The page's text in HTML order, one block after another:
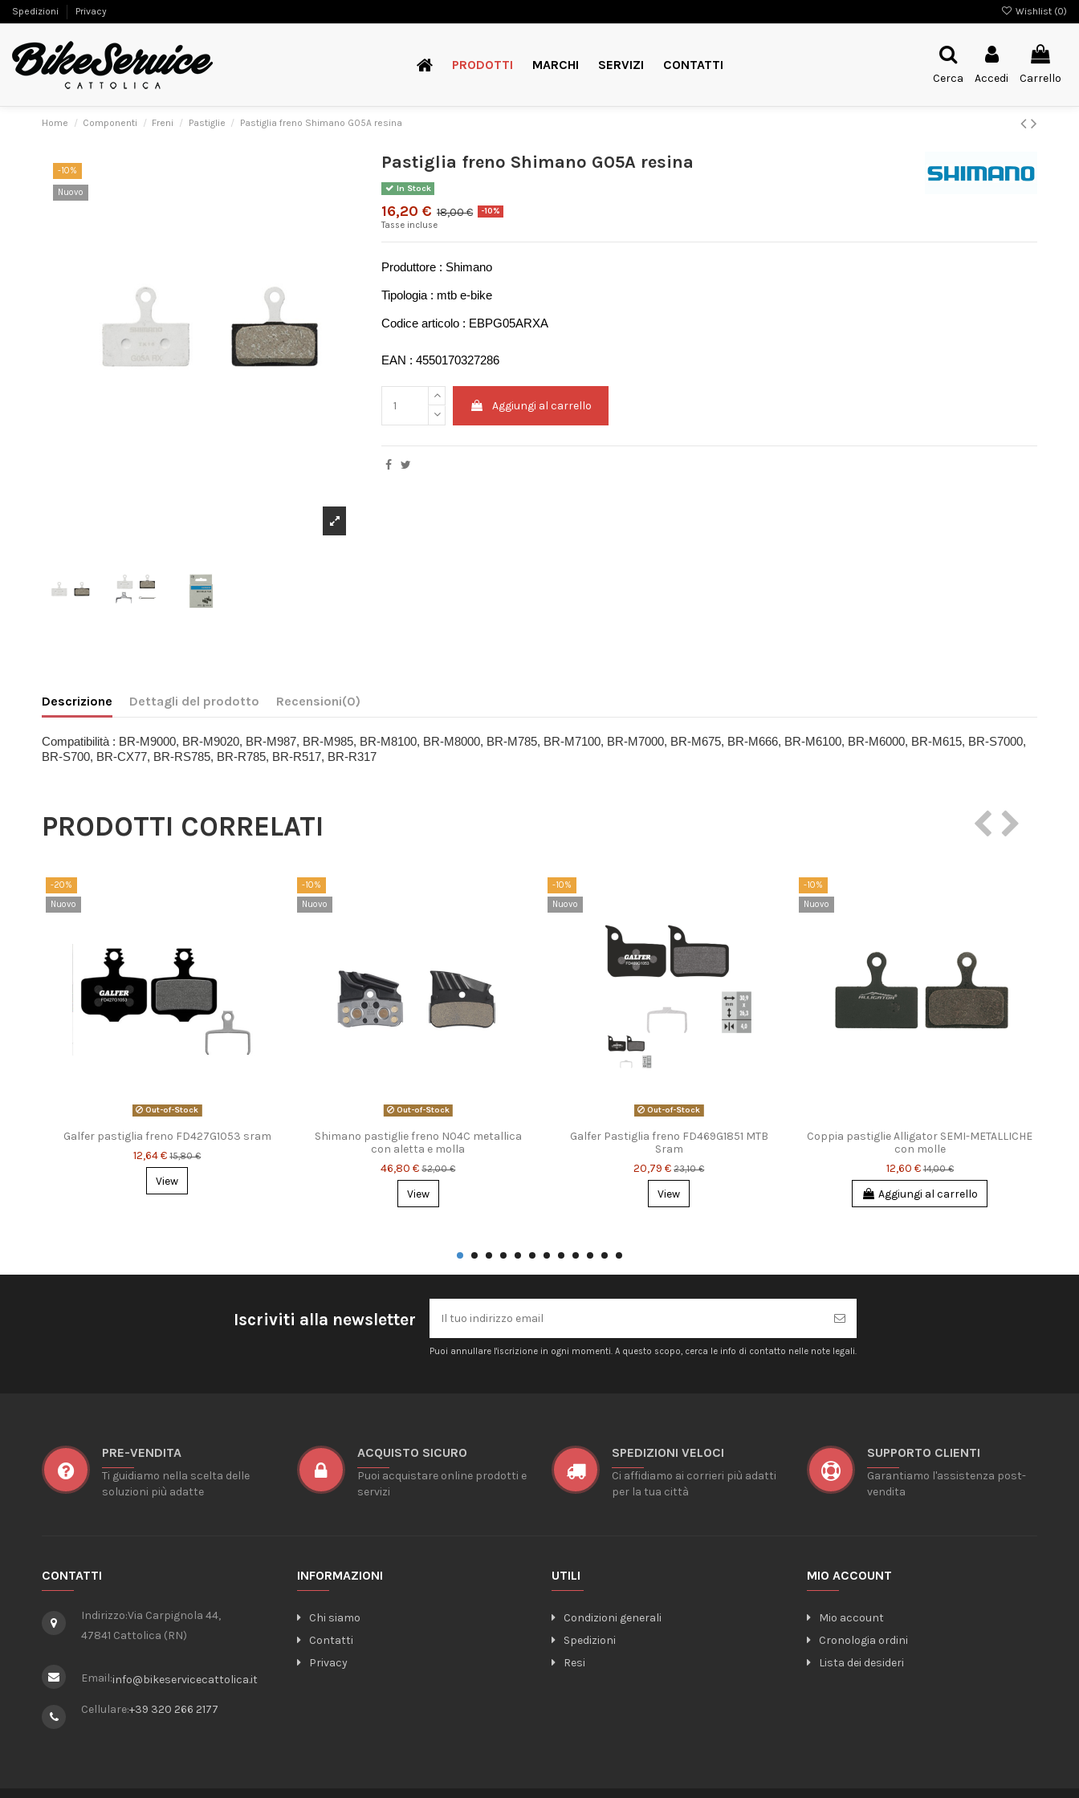
Spedizioni Privacy Wishlist (0)
PRODOTTI MARCHI SERVIZI CONTATTI
Cerca Accedi Carrello
Home Componenti Freni Pastiglie Pastiglia freno Shimano G05A resina
-10%
Nuovo
Pastiglia freno Shimano G05A resina
In Stock
16,20 € 18,00 €
-10%
Tasse incluse
Produttore : Shimano
Tipologia : mtb e-bike
Codice articolo : EBPG05ARXA
EAN : 4550170327286
Aggiungi al carrello
Descrizione Dettagli del prodotto Recensioni(0)
Compatibilità : BR-M9000, BR-M9020, BR-M987, BR-M985, BR-M8100, BR-M8000, BR-M785, BR-M7100, BR-M7000, BR-M675, BR-M666, BR-M6100, BR-M6000, BR-M615, BR-S7000,
BR-S700, BR-CX77, BR-RS785, BR-R785, BR-R517, BR-R317
PRODOTTI CORRELATI
-20%
Nuovo
Out-of-Stock
Galfer pastiglia freno FD427G1053 sram
12,64 € 15,80 €
View
-10%
Nuovo
Out-of-Stock
Shimano pastiglie freno N04C metallica
con aletta e molla
46,80 € 52,00 €
View
-10%
Nuovo
Out-of-Stock
Galfer Pastiglia freno FD469G1851 MTB
Sram
20,79 € 23,10 €
View
-10%
Nuovo
Coppia pastiglie Alligator SEMI-METALLICHE
con molle
12,60 € 14,00 €
Aggiungi al carrello
Iscriviti alla newsletter
Puoi annullare l'iscrizione in ogni momenti. A questo scopo, cerca le info di contatto nelle note legali.
PRE-VENDITA
Ti guidiamo nella scelta delle
soluzioni più adatte
ACQUISTO SICURO
Puoi acquistare online prodotti e
servizi
SPEDIZIONI VELOCI
Ci affidiamo ai corrieri più adatti
per la tua città
SUPPORTO CLIENTI
Garantiamo l'assistenza post-
vendita
CONTATTI
Indirizzo:Via Carpignola 44,
47841 Cattolica (RN)
Email:info@bikeservicecattolica.it
Cellulare:+39 320 266 2177
INFORMAZIONI
Chi siamo
Contatti
Privacy
UTILI
Condizioni generali
Spedizioni
Resi
MIO ACCOUNT
Mio account
Cronologia ordini
Lista dei desideri